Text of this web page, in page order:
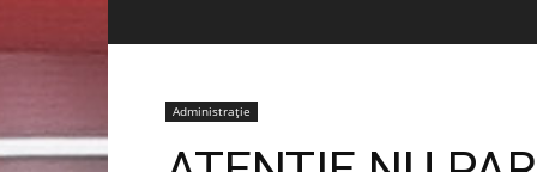
Administrație